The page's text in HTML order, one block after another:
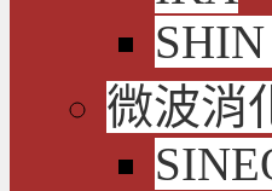
微波消